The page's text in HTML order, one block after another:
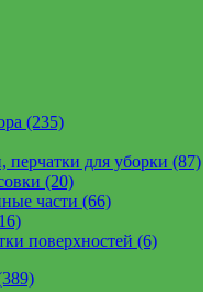
(235)
перчатки для уборки (87)
(20)
части (66)
поверхностей (6)